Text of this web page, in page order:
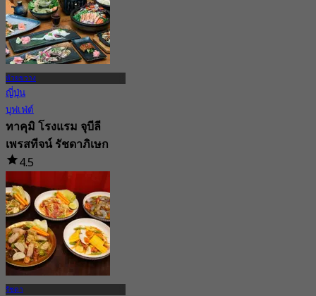
ห้วยขวาง
ญี่ปุ่น
บุฟเฟ่ต์
ทาคุมิ โรงแรม จุบีลี
เพรสทีจน์ รัชดาภิเษก
4.5
2.1K การจอง
จาก฿ 699
รัชดา